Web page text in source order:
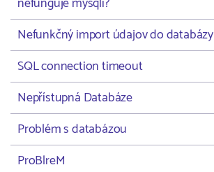
Nefunkčný import údajov do databázy
SQL connection timeout
Nepřístupná Databáze
Problém s databázou
ProBlreM